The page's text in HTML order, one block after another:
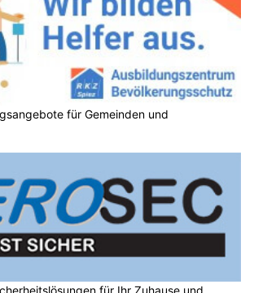
für Gemeinden und